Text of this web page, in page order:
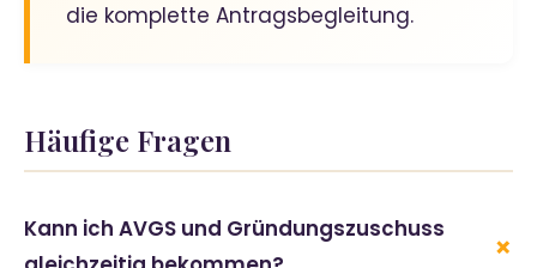
die komplette Antragsbegleitung.
Häufige Fragen
Kann ich AVGS und Gründungszuschuss
+